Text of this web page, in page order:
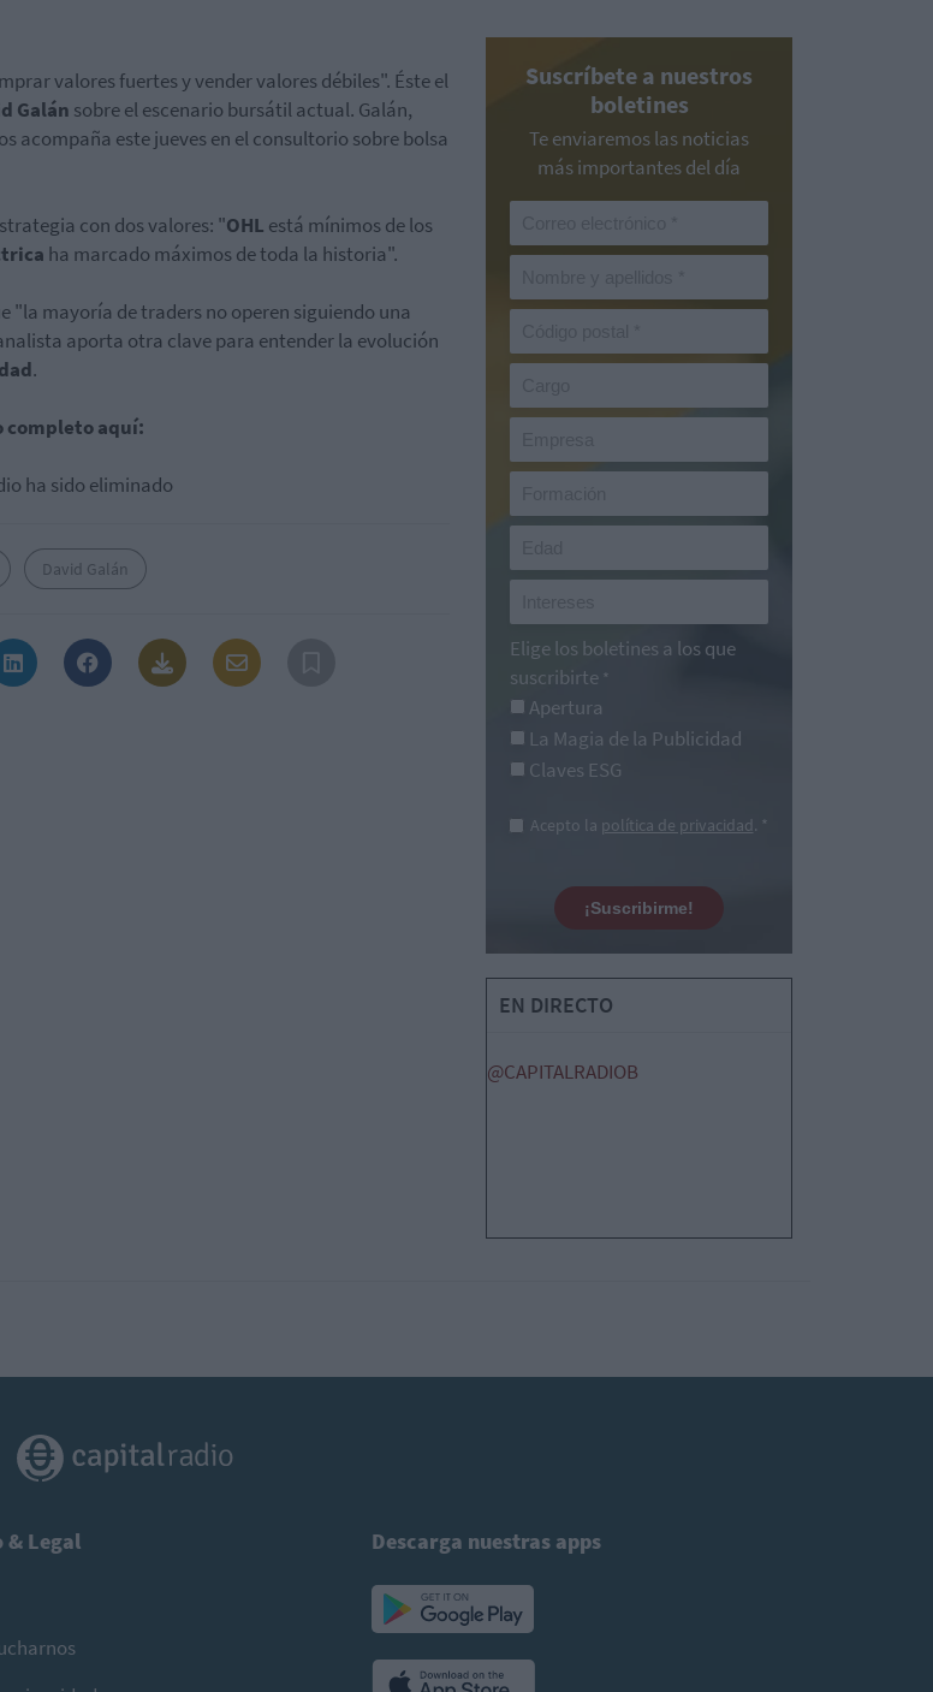
valores fuertes y vender valores débiles". Éste el
Galán sobre el escenario bursátil actual. Galán,
acompaña este jueves en el consultorio sobre bolsa
con dos valores: "OHL está mínimos de los
ha marcado máximos de toda la historia".
"la mayoría de traders no operen siguiendo una
aporta otra clave para entender la evolución
.
completo aquí:
ha sido eliminado
David Galán
Suscríbete a nuestros
boletines
Te enviaremos las noticias
más importantes del día
Elige los boletines a los que
suscribirte *
Apertura
La Magia de la Publicidad
Claves ESG
Acepto la política de privacidad. *
¡Suscribirme!
EN DIRECTO
@CAPITALRADIOB
& Legal Descarga nuestras apps